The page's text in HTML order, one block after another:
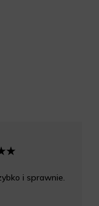
i sprawnie.